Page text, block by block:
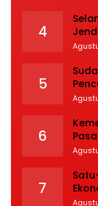
4
5
6
Ke-
7